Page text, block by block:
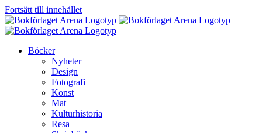
Fortsätt till innehållet
Böcker
Nyheter
Design
Fotografi
Konst
Mat
Kulturhistoria
Resa